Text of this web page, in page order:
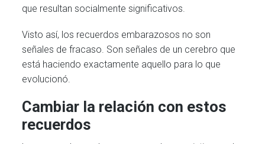
que resultan socialmente significativos.
Visto así, los recuerdos embarazosos no son
señales de fracaso. Son señales de un cerebro que
está haciendo exactamente aquello para lo que
evolucionó.
Cambiar la relación con estos
recuerdos